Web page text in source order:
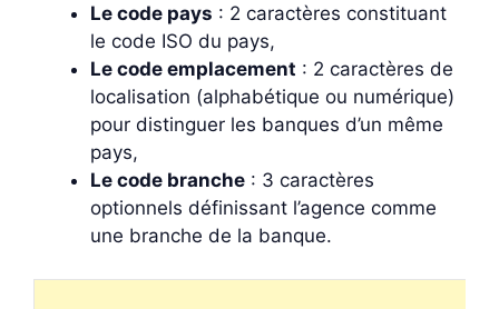
Le code pays : 2 caractères constituant
le code ISO du pays,
Le code emplacement : 2 caractères de
localisation (alphabétique ou numérique)
pour distinguer les banques d’un même
pays,
Le code branche : 3 caractères
optionnels définissant l’agence comme
une branche de la banque.